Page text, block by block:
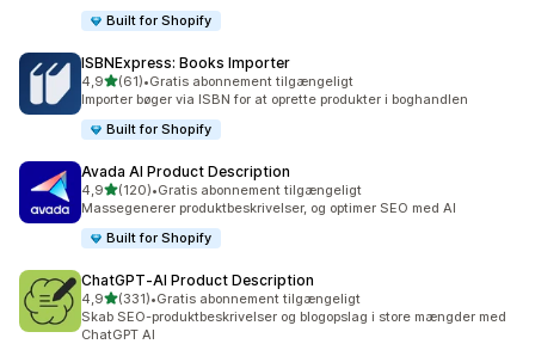
Built for Shopify
ISBNExpress: Books Importer
4,9ud af 5 stjerner
(61)
61 anmeldelser i alt
•Gratis abonnement tilgængeligt
Importer bøger via ISBN for at oprette produkter i boghandlen
Built for Shopify
Avada AI Product Description
4,9ud af 5 stjerner
(120)
120 anmeldelser i alt
•Gratis abonnement tilgængeligt
Massegenerer produktbeskrivelser, og optimer SEO med AI
Built for Shopify
ChatGPT‑AI Product Description
4,9ud af 5 stjerner
(331)
331 anmeldelser i alt
•Gratis abonnement tilgængeligt
Skab SEO-produktbeskrivelser og blogopslag i store mængder med
ChatGPT AI